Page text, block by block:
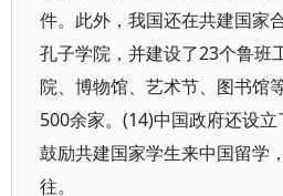
件。此外，我国还在共建国家
孔子学院，并建设了23个鲁班
院、博物馆、艺术节、图书馆
500余家。(14)中国政府还设立
鼓励共建国家学生来中国留学
往。